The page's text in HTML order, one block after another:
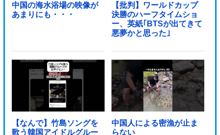
中国の海水浴場の映像が
あまりにも・・・
【批判】ワールドカップ
決勝のハーフタイムショ
ー、英紙｢BTSが出てきて
悪夢かと思った｣
【なんで】竹島ソングを
歌う韓国アイドルグルー
中国人による密漁が止ま
らない